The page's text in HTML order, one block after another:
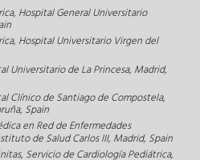
Hospital General Universitario
Hospital Universitario Virgen del
Universitario de La Princesa, Madrid,
Clínico de Santiago de Compostela,
Spain
en Red de Enfermedades
de Salud Carlos III, Madrid, Spain
Servicio de Cardiología Pediátrica,